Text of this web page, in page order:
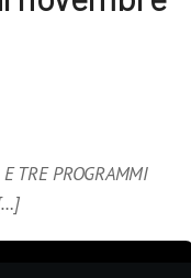
TRE PROGRAMMI